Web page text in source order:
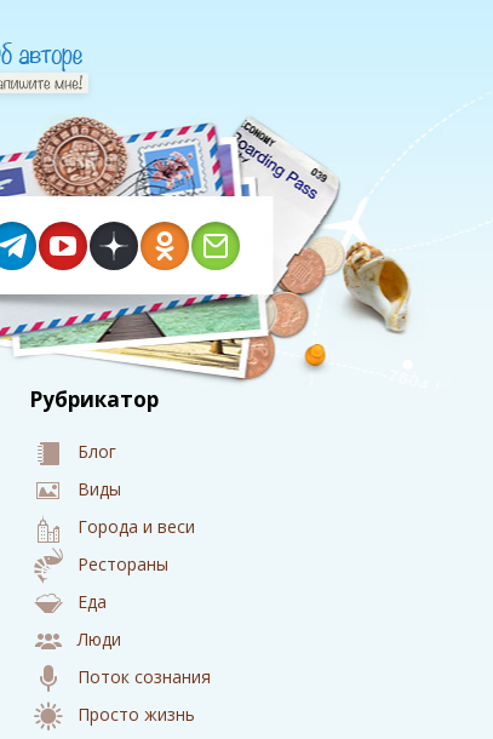
Рубрикатор
Блог
Виды
Города и веси
Рестораны
Еда
Люди
Поток сознания
Просто жизнь